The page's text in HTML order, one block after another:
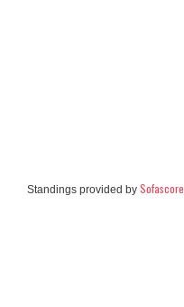
Standings provided by Sofascore